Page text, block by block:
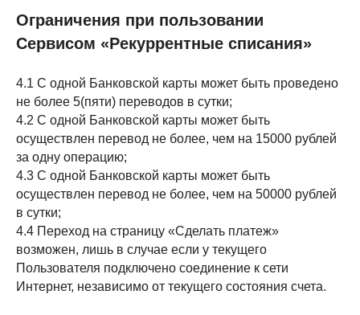
Ограничения при пользовании
Сервисом «Рекуррентные списания»
4.1 С одной Банковской карты может быть проведено
не более 5(пяти) переводов в сутки;
4.2 С одной Банковской карты может быть
осуществлен перевод не более, чем на 15000 рублей
за одну операцию;
4.3 С одной Банковской карты может быть
осуществлен перевод не более, чем на 50000 рублей
в сутки;
4.4 Переход на страницу «Сделать платеж»
возможен, лишь в случае если у текущего
Пользователя подключено соединение к сети
Интернет, независимо от текущего состояния счета.